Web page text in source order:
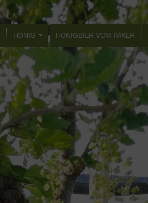
HONIG HONIGBIER VOM IMKER